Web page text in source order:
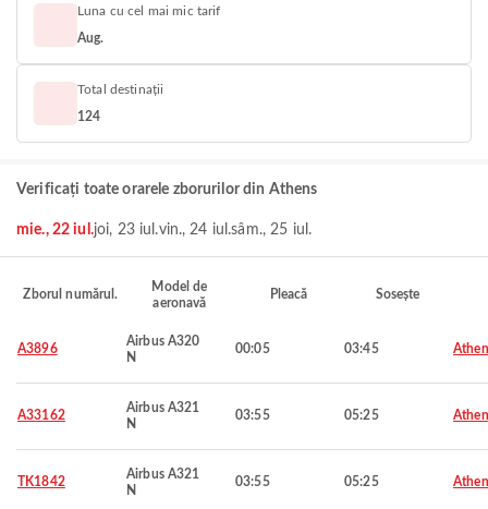
Luna cu cel mai mic tarif
Aug.
Total destinații
124
Verificați toate orarele zborurilor din Athens
mie., 22 iul.joi, 23 iul.vin., 24 iul.sâm., 25 iul.
Zborul numărul.
Model de
aeronavă
Pleacă Sosește
A3896
Airbus A320
N
00:05 03:45
A33162
Airbus A321
N
03:55 05:25
TK1842
Airbus A321
N
03:55 05:25